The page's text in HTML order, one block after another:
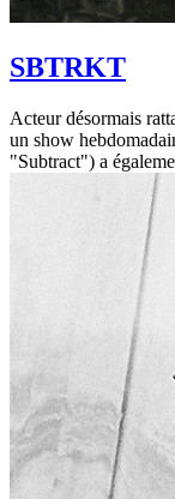
SBTRKT
Acteur désormais
un show
"Subtract") a